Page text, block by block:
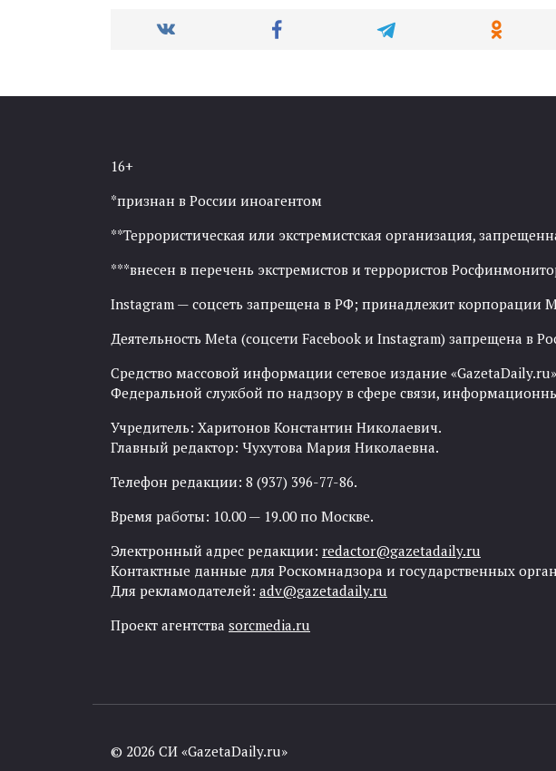
16+
*признан в России иноагентом
**Террористическая или экстремистская организация,
***внесен в перечень экстремистов и террористов
Instagram — соцсеть запрещена в РФ; принадлежит корпорации
Деятельность Meta (соцсети Facebook и Instagram) запрещена в
Средство массовой информации сетевое издание
Федеральной службой по надзору в сфере связи,
Учредитель: Харитонов Константин Николаевич.
Главный редактор: Чухутова Мария Николаевна.
Телефон редакции: 8 (937) 396-77-86.
Время работы: 10.00 — 19.00 по Москве.
Электронный адрес редакции: redactor@gazetadaily.ru
Контактные данные для Роскомнадзора и государственных
Для рекламодателей: adv@gazetadaily.ru
Проект агентства sorcmedia.ru
© 2026 СИ «GazetaDaily.ru»